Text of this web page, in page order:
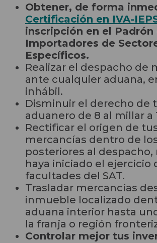
Obtener, de forma
Certificación en IVA-
inscripción en el Padrón
Importadores de
Específicos.
Realizar el despacho de
ante cualquier aduana,
inhábil.
Disminuir el derecho de
aduanero de 8 al millar a
Rectificar el origen de
mercancías dentro de
posteriores al
haya iniciado el ejercicio
facultades del SAT.
Trasladar mercancías
inmueble localizado
aduana interior hasta
la franja o región
Controlar mejor tus